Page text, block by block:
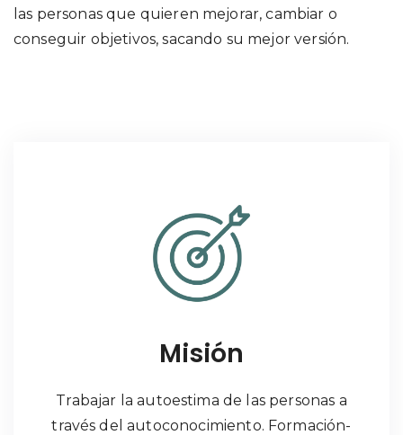
las personas que quieren mejorar, cambiar o
conseguir objetivos, sacando su mejor versión.
Misión
Trabajar la autoestima de las personas a
través del autoconocimiento. Formación-